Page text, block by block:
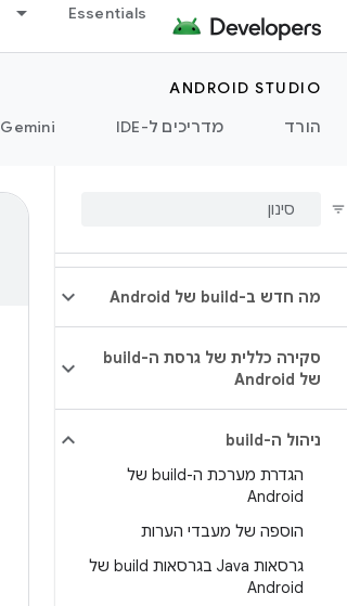
Essentials
ANDROID STUDIO
הורד
מדריכים ל-IDE ‫Gemini ב-Android Studio
מה חדש ב-build של Android
סקירה כללית של גרסת ה-build
של Android
ניהול ה-build
הגדרת מערכת ה-build של
Android
הוספה של מעבדי הערות
גרסאות Java בגרסאות build של
Android